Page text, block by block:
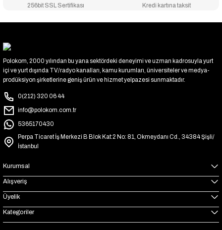
256bit SSL Sertifikası Kredi kartına taksit
Polokom, 2000 yılından bu yana sektördeki deneyimi ve uzman kadrosuyla yurt
içi ve yurt dışında TV/radyo kanalları, kamu kurumları, üniversiteler ve medya-
prodüksiyon şirketlerine geniş ürün ve hizmet yelpazesi sunmaktadır.
0(212) 320 06 44
info@polokom.com.tr
5365170430
Perpa Ticaret İş Merkezi B Blok Kat:2 No: 81, Okmeydanı Cd., 34384 Şişli/
İstanbul
Kurumsal
Alışveriş
Üyelik
Kategoriler